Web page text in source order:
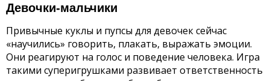
Девочки-мальчики
Привычные куклы и пупсы для девочек сейчас
«научились» говорить, плакать, выражать эмоции.
Они реагируют на голос и поведение человека. Игра
такими суперигрушками развивает ответственность